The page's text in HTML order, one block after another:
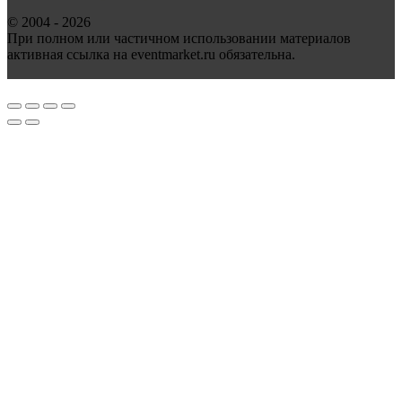
© 2004 - 2026
При полном или частичном использовании материалов
активная ссылка на eventmarket.ru обязательна.